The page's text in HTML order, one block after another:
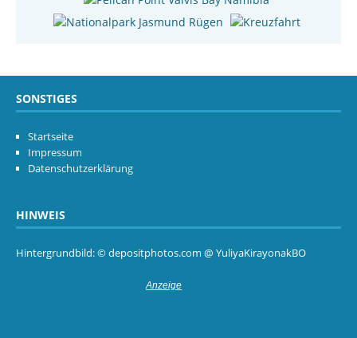
SONSTIGES
Startseite
Impressum
Datenschutzerklärung
HINWEIS
Hintergrundbild: © depositphotos.com @ YuliyaKirayonakBO